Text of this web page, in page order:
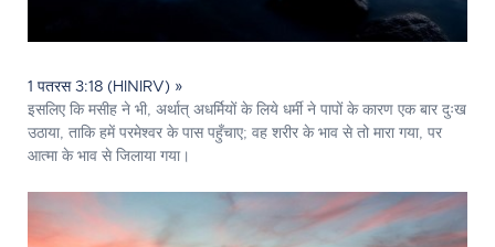
1 पतरस 3:18 (HINIRV) »
इसलिए कि मसीह ने भी, अर्थात् अधर्मियों के लिये धर्मी ने पापों के कारण एक बार दुःख
उठाया, ताकि हमें परमेश्‍वर के पास पहुँचाए; वह शरीर के भाव से तो मारा गया, पर
आत्मा के भाव से जिलाया गया।